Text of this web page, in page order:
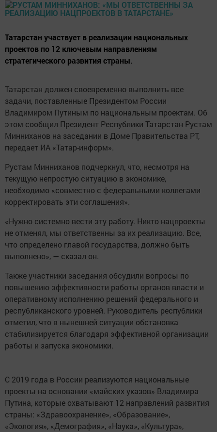
Татарстан участвует в реализации национальных
проектов по 12 ключевым направлениям
стратегического развития страны.
Татарстан должен своевременно выполнить все
задачи, поставленные Президентом России
Владимиром Путиным по национальным проектам. Об
этом сообщил Президент Республики Татарстан Рустам
Минниханов на заседании в Доме Правительства РТ,
передает ИА «Татар-информ».
Рустам Минниханов подчеркнул, что, несмотря на
текущую непростую ситуацию в экономике,
необходимо «совместно с федеральными коллегами
корректировать эти соглашения».
«Нужно системно вести эту работу. Никто нацпроекты
не отменял, мы ответственны за их реализацию. Все,
что определено главой государства, должно быть
выполнено», — сказал он.
Также участники заседания обсудили вопросы по
повышению эффективности работы органов власти и
оперативному исполнению решений федерального и
республиканского уровней. Руководитель республики
отметил, что в нынешней ситуации обстановка
стабилизируется благодаря эффективной организации
работы и запуска экономики.
С 2019 года в России реализуются национальные
проекты на основании «майских указов» Владимира
Путина, которые охватывают 12 направлений развития
страны: «Здравоохранение», «Образование»,
«Экология», «Демография», «Наука», «Культура»,